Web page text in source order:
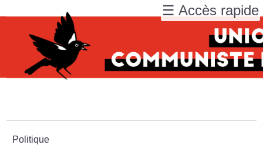
Politique
☰ Accès rapide